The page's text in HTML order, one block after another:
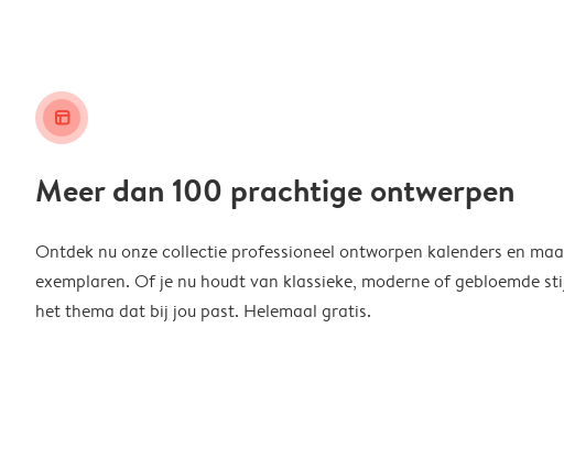
layout_alt
Meer dan 100 prachtige ontwerpen
Ontdek nu onze collectie professioneel ontworpen kalenders en
exemplaren. Of je nu houdt van klassieke, moderne of gebloemde
het thema dat bij jou past. Helemaal gratis.